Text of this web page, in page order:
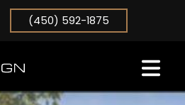
(450) 592-1875